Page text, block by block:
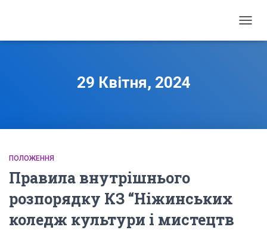
29 Квітня, 2024
ПОЛОЖЕННЯ
Правила внутрішнього
розпорядку КЗ “Ніжинських
коледж культури і мистецтв